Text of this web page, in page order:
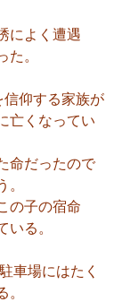
によく遭遇
た。
仰する家族が
亡くなってい
命だったので
。
の子の宿命
いる。
車場にはたく
。